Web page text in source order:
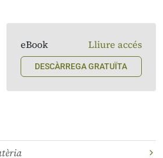
eBook Lliure accés
DESCÀRREGA GRATUÏTA